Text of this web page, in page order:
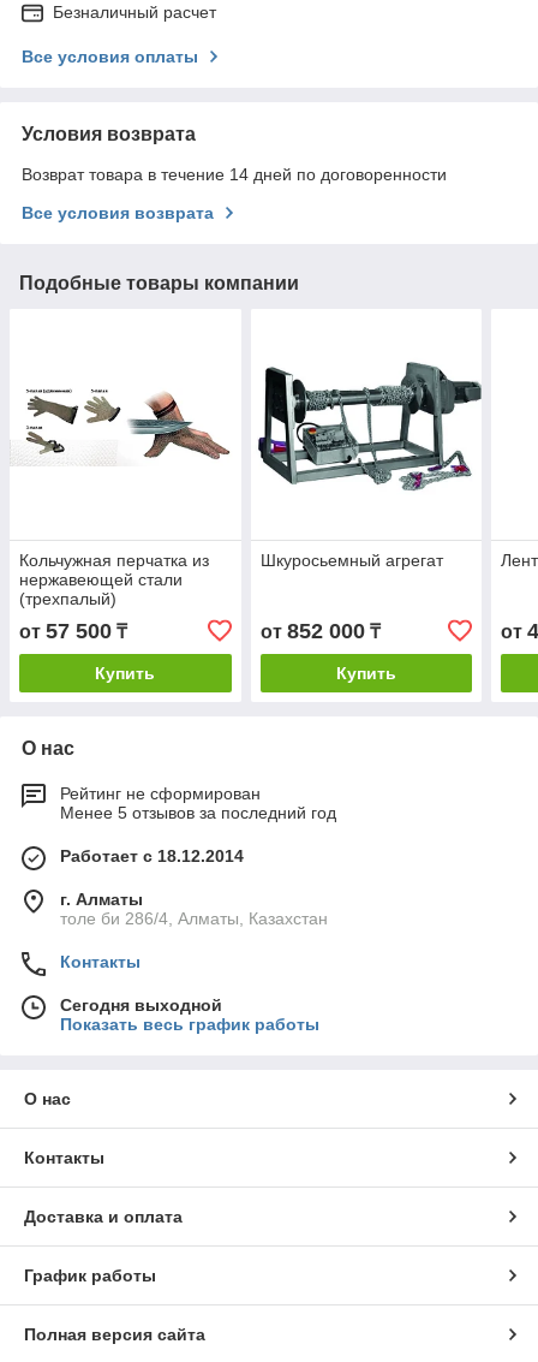
Безналичный расчет
Все условия оплаты
Условия возврата
Возврат товара в течение 14 дней по договоренности
Все условия возврата
Подобные товары компании
Кольчужная перчатка из
нержавеющей стали
(трехпалый)
от 57 500 ₸
Купить
Шкуросьемный агрегат
от 852 000₸
Купить
от
О нас
Рейтинг не сформирован
Менее 5 отзывов за последний год
Работает с 18.12.2014
г. Алматы
толе би 286/4, Алматы, Казахстан
Контакты
Сегодня выходной
Показать весь график работы
О нас
Контакты
Доставка и оплата
График работы
Полная версия сайта